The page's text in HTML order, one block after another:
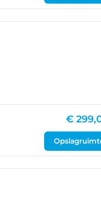
€